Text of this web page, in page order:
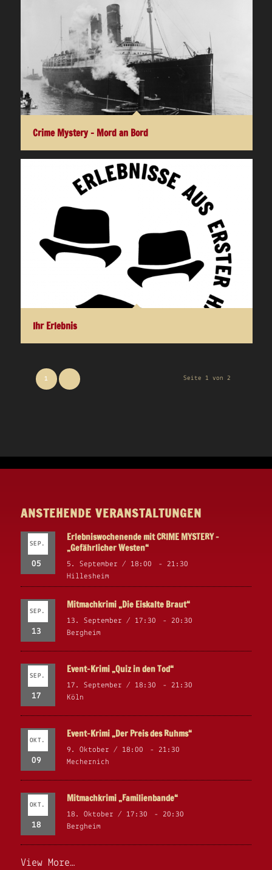
Crime Mystery – Mord an Bord
Ihr Erlebnis
Seite 1 von 2
1
ANSTEHENDE VERANSTALTUNGEN
SEP.
05
Erlebniswochenende mit CRIME MYSTERY –
„Gefährlicher Westen“
5. September / 18:00 - 21:30
Hillesheim
SEP.
13
Mitmachkrimi „Die Eiskalte Braut“
13. September / 17:30 - 20:30
Bergheim
SEP.
17
Event-Krimi „Quiz in den Tod“
17. September / 18:30 - 21:30
Köln
OKT.
09
Event-Krimi „Der Preis des Ruhms“
9. Oktober / 18:00 - 21:30
Mechernich
OKT.
18
Mitmachkrimi „Familienbande“
18. Oktober / 17:30 - 20:30
Bergheim
View More…